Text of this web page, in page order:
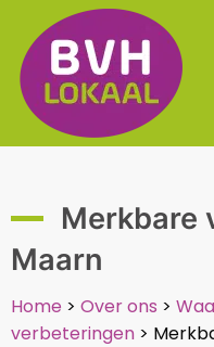
Merkbare
Maarn
Home > Over ons >
verbeteringen >